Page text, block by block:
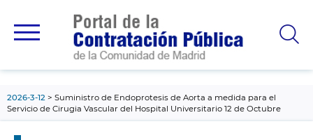
principal
2026-3-12
Suministro de Endoprotesis de Aorta a medida para el
Servicio de Cirugia Vascular del Hospital Universitario 12 de Octubre